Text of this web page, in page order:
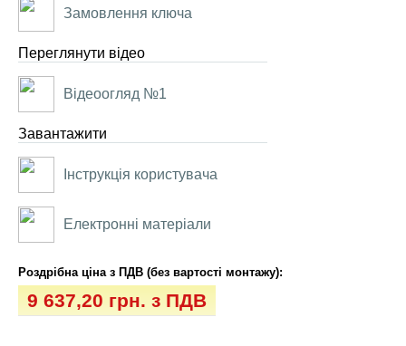
Замовлення ключа
Переглянути відео
Відеоогляд №1
Завантажити
Інструкція користувача
Електронні матеріали
Роздрібна ціна з ПДВ (без вартості монтажу):
9 637,20 грн. з ПДВ